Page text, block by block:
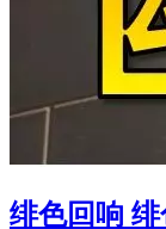
绯色回响